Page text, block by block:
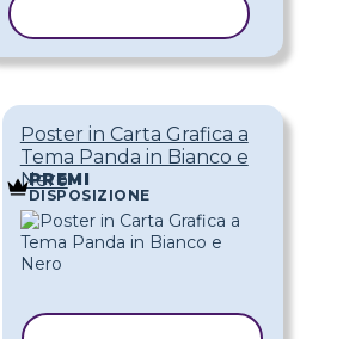
Poster in Carta Grafica a
Tema Panda in Bianco e
Nero
PREMI
DISPOSIZIONE